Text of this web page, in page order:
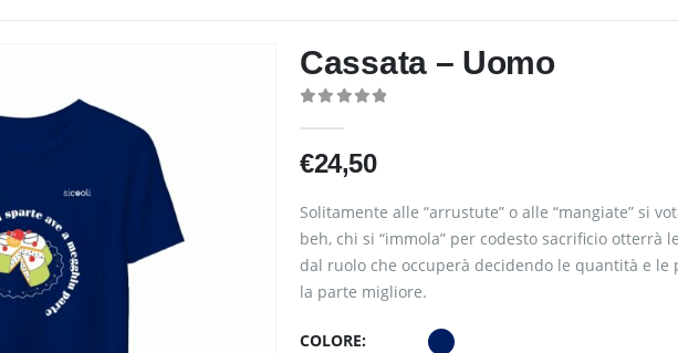
Cassata – Uomo
€24,50
Solitamente alle “arrustute” o alle “mangiate” si
beh, chi si “immola” per codesto sacrificio
dal ruolo che occuperà decidendo le quantità e
la parte migliore.
COLORE